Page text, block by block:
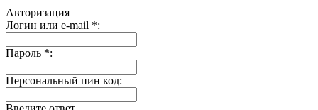
Авторизация
Логин или e-mail *:
Пароль *:
Персональный пин код: